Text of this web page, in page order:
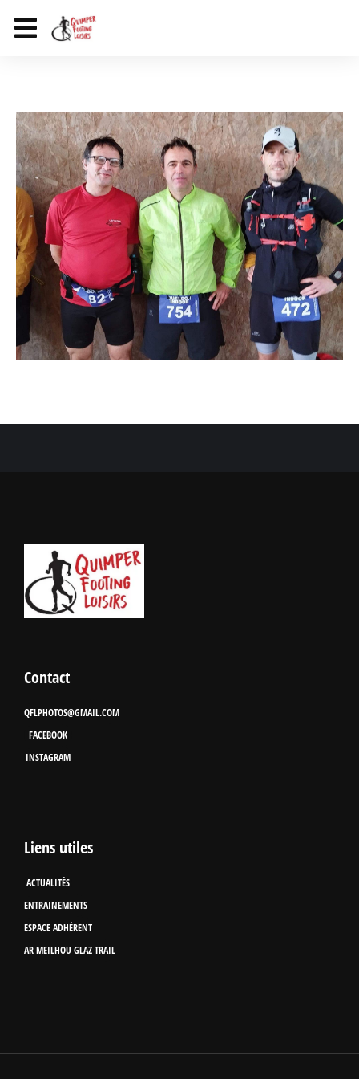
Contact
QFLPHOTOS@GMAIL.COM
FACEBOOK
INSTAGRAM
Liens utiles
ACTUALITÉS
ENTRAINEMENTS
ESPACE ADHÉRENT
AR MEILHOU GLAZ TRAIL